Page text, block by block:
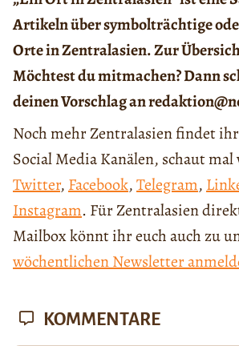
Artikeln über symbolträchtige
Orte in Zentralasien. Zur
Möchtest du mitmachen? Dann
deinen Vorschlag an
Noch mehr Zentralasien findet
Social Media Kanälen, schaut mal
Twitter, Facebook,Telegram,
Instagram. Für Zentralasien
Mailbox könnt ihr euch auch zu
wöchentlichen Newsletter
KOMMENTARE